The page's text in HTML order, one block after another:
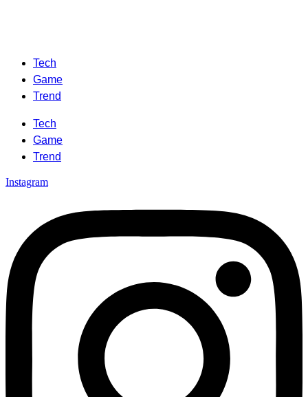
Tech
Game
Trend
Tech
Game
Trend
Instagram